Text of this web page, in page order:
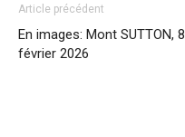
Article précédent
En images: Mont SUTTON, 8
février 2026